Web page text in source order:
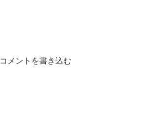
コメントを書き込む